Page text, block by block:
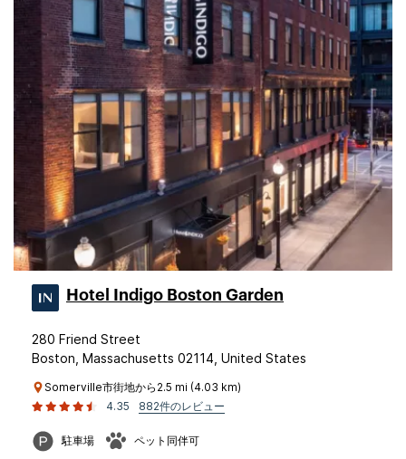
Hotel Indigo Boston Garden
280 Friend Street
Boston, Massachusetts 02114, United States
Somerville市街地から2.5 mi (4.03 km)
4.35
882件のレビュー
駐車場 ペット同伴可